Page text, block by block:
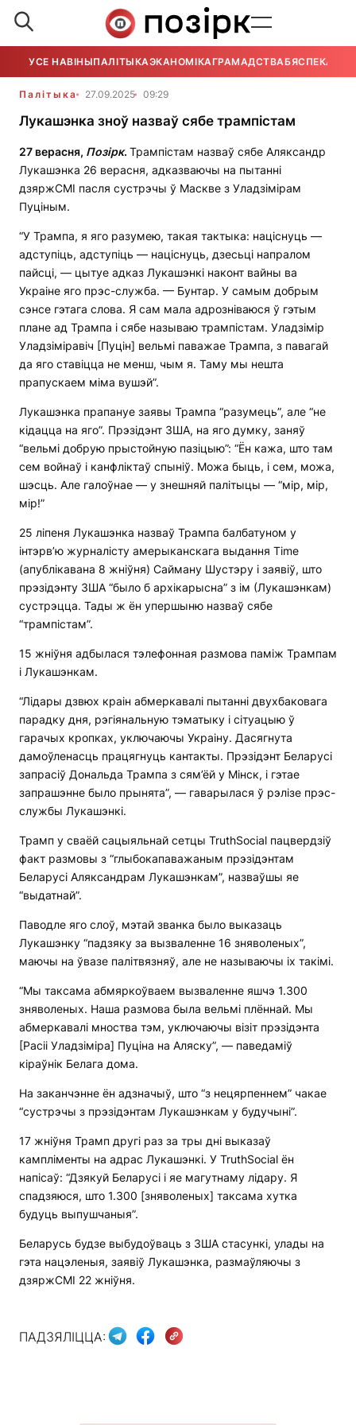
УСЕ НАВІНЫПАЛІТЫКАЭКАНОМІКАГРАМАДСТВАБЯСПЕКА
Палітыка 27.09.2025 09:29
Лукашэнка зноў назваў сябе трампістам
27 верасня, Позірк. Трампістам назваў сябе Аляксандр
Лукашэнка 26 верасня, адказваючы на пытанні
дзяржСМІ пасля сустрэчы ў Маскве з Уладзімірам
Пуціным.
“У Трампа, я яго разумею, такая тактыка: націснуць —
адступіць, адступіць — націснуць, дзесьці напралом
пайсці, — цытуе адказ Лукашэнкі наконт вайны ва
Украіне яго прэс-служба. — Бунтар. У самым добрым
сэнсе гэтага слова. Я сам мала адрозніваюся ў гэтым
плане ад Трампа і сябе называю трампістам. Уладзімір
Уладзіміравіч [Пуцін] вельмі паважае Трампа, з павагай
да яго ставіцца не менш, чым я. Таму мы нешта
прапускаем міма вушэй”.
Лукашэнка прапануе заявы Трампа “разумець”, але “не
кідацца на яго”. Прэзідэнт ЗША, на яго думку, заняў
“вельмі добрую прыстойную пазіцыю”: “Ён кажа, што там
сем войнаў і канфліктаў спыніў. Можа быць, і сем, можа,
шэсць. Але галоўнае — у знешняй палітыцы — “мір, мір,
мір!”
25 ліпеня Лукашэнка назваў Трампа балбатуном у
інтэрв’ю журналісту амерыканскага выдання Time
(апублікавана 8 жніўня) Сайману Шустэру і заявіў, што
прэзідэнту ЗША “было б архікарысна” з ім (Лукашэнкам)
сустрэцца. Тады ж ён упершыню назваў сябе
“трампістам”.
15 жніўня адбылася тэлефонная размова паміж Трампам
і Лукашэнкам.
“Лідары дзвюх краін абмеркавалі пытанні двухбаковага
парадку дня, рэгіянальную тэматыку і сітуацыю ў
гарачых кропках, уключаючы Украіну. Дасягнута
дамоўленасць працягнуць кантакты. Прэзідэнт Беларусі
запрасіў Дональда Трампа з сям’ёй у Мінск, і гэтае
запрашэнне было прынята”, — гаварылася ў рэлізе прэс-
службы Лукашэнкі.
Трамп у сваёй сацыяльнай сетцы TruthSocial пацвердзіў
факт размовы з “глыбокапаважаным прэзідэнтам
Беларусі Аляксандрам Лукашэнкам”, назваўшы яе
“выдатнай”.
Паводле яго слоў, мэтай званка было выказаць
Лукашэнку “падзяку за вызваленне 16 зняволеных”,
маючы на ўвазе палітвязняў, але не называючы іх такімі.
“Мы таксама абмяркоўваем вызваленне яшчэ 1.300
зняволеных. Наша размова была вельмі плённай. Мы
абмеркавалі мноства тэм, уключаючы візіт прэзідэнта
[Расіі Уладзіміра] Пуціна на Аляску”, — паведаміў
кіраўнік Белага дома.
На заканчэнне ён адзначыў, што “з нецярпеннем” чакае
“сустрэчы з прэзідэнтам Лукашэнкам у будучыні”.
17 жніўня Трамп другі раз за тры дні выказаў
кампліменты на адрас Лукашэнкі. У TruthSocial ён
напісаў: “Дзякуй Беларусі і яе магутнаму лідару. Я
спадзяюся, што 1.300 [зняволеных] таксама хутка
будуць выпушчаныя”.
Беларусь будзе выбудоўваць з ЗША стасункі, улады на
гэта нацэленыя, заявіў Лукашэнка, размаўляючы з
дзяржСМІ 22 жніўня.
ПАДЗЯЛІЦЦА: